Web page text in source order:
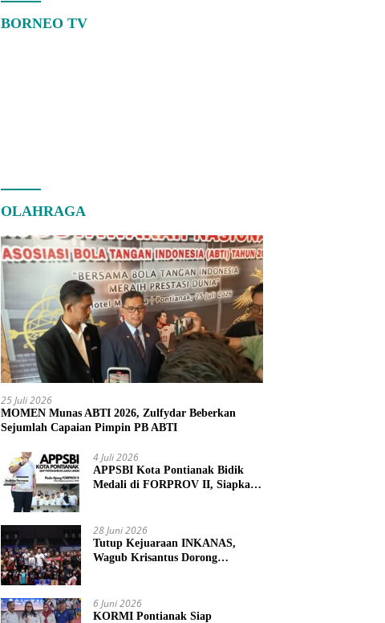
BORNEO TV
OLAHRAGA
25 Juli 2026
MOMEN Munas ABTI 2026, Zulfydar Beberkan
Sejumlah Capaian Pimpin PB ABTI
4 Juli 2026
APPSBI Kota Pontianak Bidik
Medali di FORPROV II, Siapkan
28 Juni 2026
Tutup Kejuaraan INKANAS,
Wagub Krisantus Dorong
6 Juni 2026
KORMI Pontianak Siap